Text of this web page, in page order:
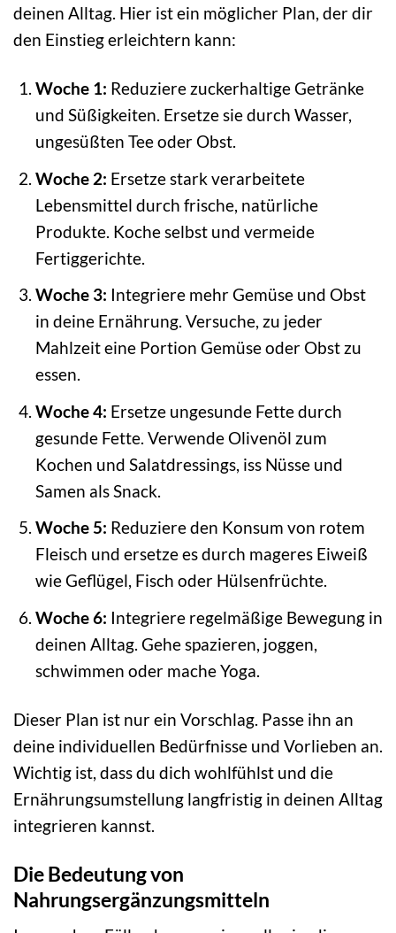
deinen Alltag. Hier ist ein möglicher Plan, der dir
den Einstieg erleichtern kann:
Woche 1: Reduziere zuckerhaltige Getränke
und Süßigkeiten. Ersetze sie durch Wasser,
ungesüßten Tee oder Obst.
Woche 2: Ersetze stark verarbeitete
Lebensmittel durch frische, natürliche
Produkte. Koche selbst und vermeide
Fertiggerichte.
Woche 3: Integriere mehr Gemüse und Obst
in deine Ernährung. Versuche, zu jeder
Mahlzeit eine Portion Gemüse oder Obst zu
essen.
Woche 4: Ersetze ungesunde Fette durch
gesunde Fette. Verwende Olivenöl zum
Kochen und Salatdressings, iss Nüsse und
Samen als Snack.
Woche 5: Reduziere den Konsum von rotem
Fleisch und ersetze es durch mageres Eiweiß
wie Geflügel, Fisch oder Hülsenfrüchte.
Woche 6: Integriere regelmäßige Bewegung in
deinen Alltag. Gehe spazieren, joggen,
schwimmen oder mache Yoga.
Dieser Plan ist nur ein Vorschlag. Passe ihn an
deine individuellen Bedürfnisse und Vorlieben an.
Wichtig ist, dass du dich wohlfühlst und die
Ernährungsumstellung langfristig in deinen Alltag
integrieren kannst.
Die Bedeutung von
Nahrungsergänzungsmitteln